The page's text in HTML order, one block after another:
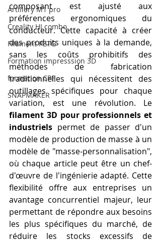
Artillery M1 pro
Creality HI combo
Filament PETG
Formation impresssion 3D
formation CPF
SNAPMAKER
composant est ajusté aux
préférences ergonomiques du
conducteur. Cette capacité à créer
des produits uniques à la demande,
sans les coûts prohibitifs des
méthodes de fabrication
traditionnelles qui nécessitent des
outillages spécifiques pour chaque
filament 3D pour professionnels et
industriels permet de passer d'un
modèle de production de masse à un
modèle de "masse-personnalisation",
où chaque article peut être un chef-
d'œuvre de l'ingénierie adapté. Cette
flexibilité offre aux entreprises un
avantage concurrentiel majeur, leur
permettant de répondre aux besoins
les plus spécifiques du marché, de
réduire les stocks excessifs de